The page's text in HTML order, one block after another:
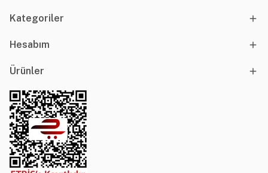
Kategoriler
Hesabım
Ürünler